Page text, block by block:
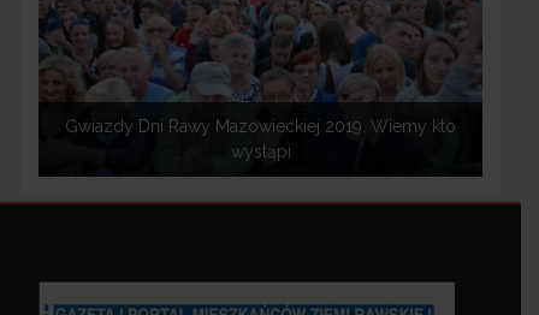
Gwiazdy Dni Rawy Mazowieckiej 2019. Wiemy kto
wystąpi